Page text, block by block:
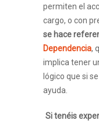
permiten el
cargo, o con
se hace
Dependencia,
implica tener
lógico que si
ayuda.
Si tenéis